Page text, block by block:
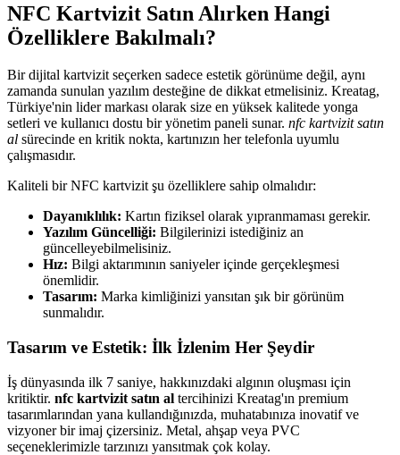
NFC Kartvizit Satın Alırken Hangi
Özelliklere Bakılmalı?
Bir dijital kartvizit seçerken sadece estetik görünüme değil, aynı
zamanda sunulan yazılım desteğine de dikkat etmelisiniz. Kreatag,
Türkiye'nin lider markası olarak size en yüksek kalitede yonga
setleri ve kullanıcı dostu bir yönetim paneli sunar. nfc kartvizit satın
al sürecinde en kritik nokta, kartınızın her telefonla uyumlu
çalışmasıdır.
Kaliteli bir NFC kartvizit şu özelliklere sahip olmalıdır:
Dayanıklılık: Kartın fiziksel olarak yıpranmaması gerekir.
Yazılım Güncelliği: Bilgilerinizi istediğiniz an
güncelleyebilmelisiniz.
Hız: Bilgi aktarımının saniyeler içinde gerçekleşmesi
önemlidir.
Tasarım: Marka kimliğinizi yansıtan şık bir görünüm
sunmalıdır.
Tasarım ve Estetik: İlk İzlenim Her Şeydir
İş dünyasında ilk 7 saniye, hakkınızdaki algının oluşması için
kritiktir. nfc kartvizit satın al tercihinizi Kreatag'ın premium
tasarımlarından yana kullandığınızda, muhatabınıza inovatif ve
vizyoner bir imaj çizersiniz. Metal, ahşap veya PVC
seçeneklerimizle tarzınızı yansıtmak çok kolay.